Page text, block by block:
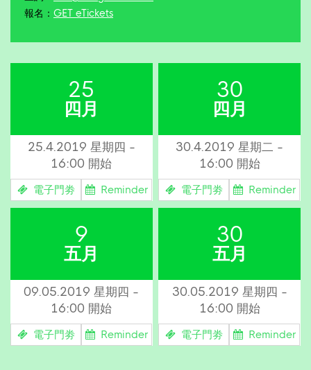
報名： GET eTickets
25
四月
25.4.2019 星期四 -
16:00 開始
電子門劵 Reminder
30
四月
30.4.2019 星期二 -
16:00 開始
電子門劵 Reminder
9
五月
09.05.2019 星期四 -
16:00 開始
電子門劵 Reminder
30
五月
30.05.2019 星期四 -
16:00 開始
電子門劵 Reminder